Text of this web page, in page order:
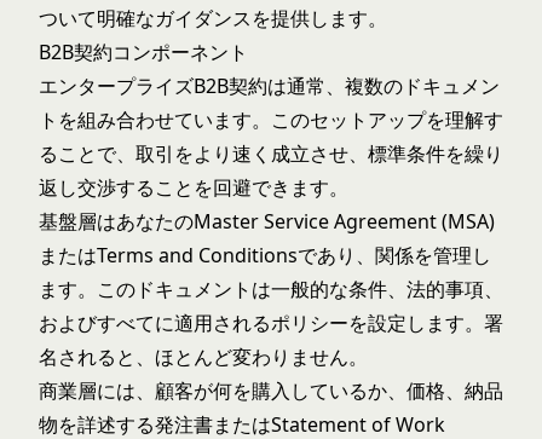
ついて明確なガイダンスを提供します。
B2B契約コンポーネント
エンタープライズB2B契約は通常、複数のドキュメン
トを組み合わせています。このセットアップを理解す
ることで、取引をより速く成立させ、標準条件を繰り
返し交渉することを回避できます。
基盤層はあなたのMaster Service Agreement (MSA)
またはTerms and Conditionsであり、関係を管理し
ます。このドキュメントは一般的な条件、法的事項、
およびすべてに適用されるポリシーを設定します。署
名されると、ほとんど変わりません。
商業層には、顧客が何を購入しているか、価格、納品
物を詳述する発注書またはStatement of Work